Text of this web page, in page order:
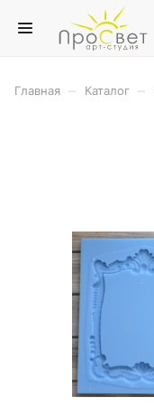
Главная Каталог